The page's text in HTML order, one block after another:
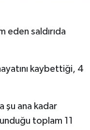
eden saldırıda
kaybettiği, 4
şu ana kadar
toplam 11